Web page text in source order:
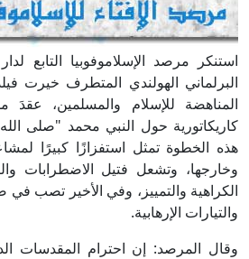
استنكر مرصد الإسلاموفوبيا التابع
البرلماني الهولندي المتطرف خيرت
المناهضة للإسلام والمسلمين، عقدَ
كاريكاتورية حول النبي محمد "صلى
هذه الخطوة تمثل استفزازًا كبيرًا
وخارجها، وتشعل فتيل الاضطرابات
الكراهية والتمييز، وفي الأخير تصب
والتيارات الإرهابية.
وقال المرصد: إن احترام المقدسات